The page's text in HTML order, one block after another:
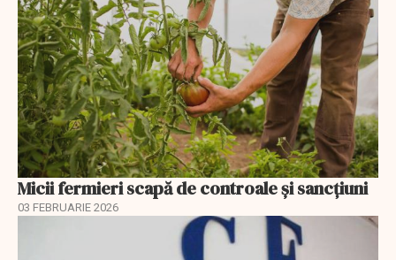
Micii fermieri scapă de controale și sancțiuni
03 FEBRUARIE 2026